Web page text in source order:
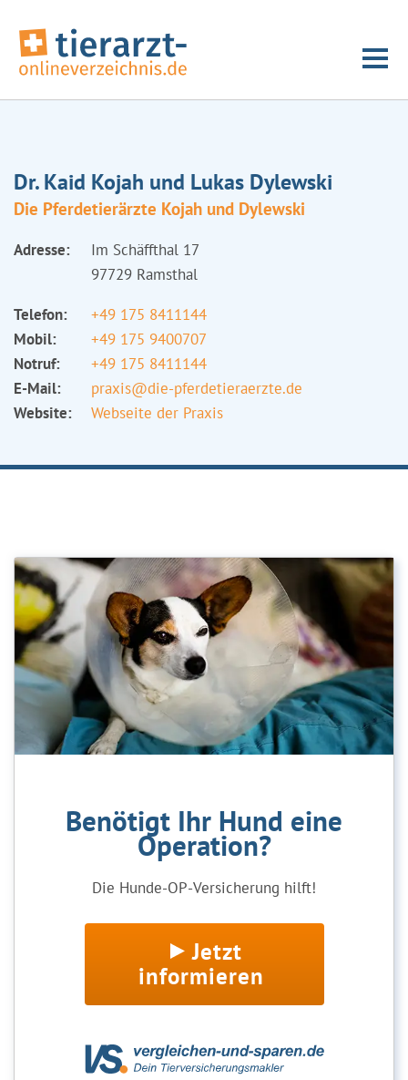
Dr. Kaid Kojah und Lukas Dylewski
Die Pferdetierärzte Kojah und Dylewski
Adresse:
Im Schäffthal 17
97729 Ramsthal
Telefon:
+49 175 8411144
Mobil:
+49 175 9400707
Notruf:
+49 175 8411144
E-Mail:
praxis@die-pferdetieraerzte.de
Website:
Webseite der Praxis
Benötigt Ihr Hund eine
Operation?
Die Hunde-OP-Versicherung hilft!
Jetzt
informieren